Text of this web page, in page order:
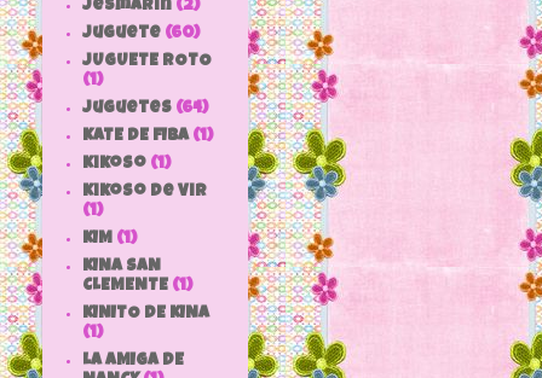
jesmarín (2)
juguete (60)
JUGUETE ROTO
(1)
Juguetes (64)
KATE DE FIBA (1)
Kikoso (1)
Kikoso de Vir
(1)
KIM (1)
KINA SAN
CLEMENTE (1)
KINITO DE KINA
(1)
LA AMIGA DE